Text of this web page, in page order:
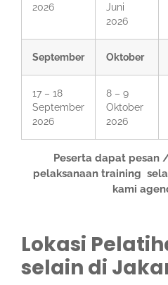
2026
Juni
2026
September Oktober
17 – 18
September
2026
8 – 9
Oktober
2026
Peserta dapat pesan
pelaksanaan training
kami
Lokasi
selain di